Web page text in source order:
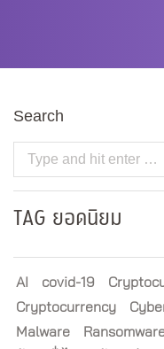
Search
Search:
TAG ยอดนิยม
AI covid-19
Cryptocurrency
Malware